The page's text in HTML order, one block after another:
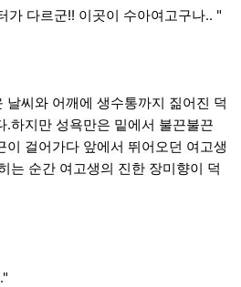
가 다르군!! 이곳이 수아여고구나.. "
씨와 어깨에 생수통까지 짊어진 덕
.하지만 성욕만은 밑에서 불끈불끈
이 걸어가다 앞에서 뛰어오던 여고생
는 순간 여고생의 진한 장미향이 덕